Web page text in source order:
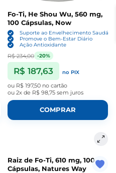
Fo-Ti, He Shou Wu, 560 mg,
100 Cápsulas, Now
Suporte ao Envelhecimento Saudável
Promove o Bem-Estar Diário
Ação Antioxidante
R$ 234,00 -20%
R$ 187,63 no PIX
ou R$ 197,50 no cartão
ou 2x de R$ 98,75 sem juros
COMPRAR
Raiz de Fo-Ti, 610 mg, 100
Cápsulas, Natures Way